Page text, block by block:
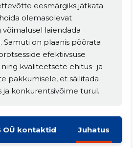
eesmärgiks jätkata
olemasolevat
võimalusel laiendada
on plaanis pöörata
efektiivsuse
kvaliteetsete ehitus- ja
pakkumisele, et säilitada
ja konkurentsivõime turul.
OÜ kontaktid Juhatus